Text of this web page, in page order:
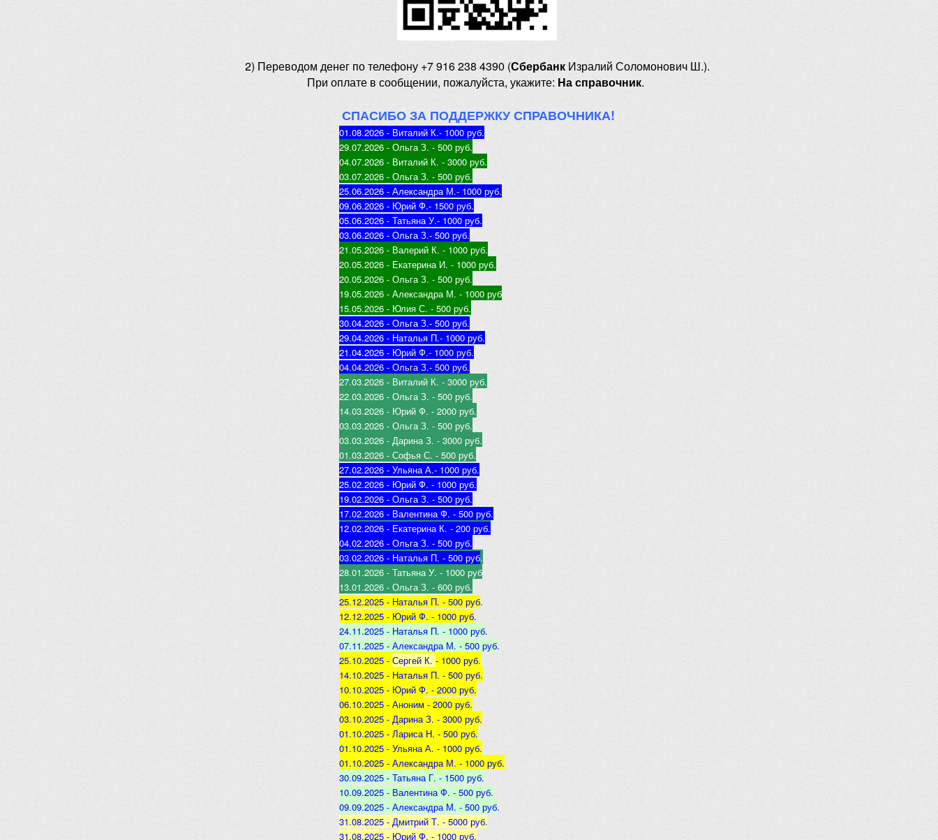
2) Переводом денег по телефону +7 916 238 4390 (Сбербанк Изралий Соломонович Ш.).
При оплате в сообщении, пожалуйста, укажите: На справочник.
СПАСИБО ЗА ПОДДЕРЖКУ СПРАВОЧНИКА!
01.08.2026 - Виталий К.- 1000 руб.
29.07.2026 - Ольга З. - 500 руб.
04.07.2026 - Виталий К. - 3000 руб.
03.07.2026 - Ольга З. - 500 руб.
25.06.2026 - Александра М.- 1000 руб.
09.06.2026 - Юрий Ф.- 1500 руб.
05.06.2026 - Татьяна У.- 1000 руб.
03.06.2026 - Ольга З.- 500 руб.
21.05.2026 - Валерий К. - 1000 руб.
20.05.2026 - Екатерина И. - 1000 руб.
20.05.2026 - Ольга З. - 500 руб.
19.05.2026 - Александра М. - 1000 руб
15.05.2026 - Юлия С. - 500 руб.
30.04.2026 - Ольга З.- 500 руб.
29.04.2026 - Наталья П.- 1000 руб.
21.04.2026 - Юрий Ф.- 1000 руб.
04.04.2026 - Ольга З.- 500 руб.
27.03.2026 - Виталий К. - 3000 руб.
22.03.2026 - Ольга З. - 500 руб.
14.03.2026 - Юрий Ф. - 2000 руб.
03.03.2026 - Ольга З. - 500 руб.
03.03.2026 - Дарина З. - 3000 руб.
01.03.2026 - Софья С. - 500 руб.
27.02.2026 - Ульяна А.- 1000 руб.
25.02.2026 - Юрий Ф. - 1000 руб.
19.02.2026 - Ольга З. - 500 руб.
17.02.2026 - Валентина Ф. - 500 руб.
12.02.2026 - Екатерина К. - 200 руб.
04.02.2026 - Ольга З. - 500 руб.
03.02.2026 - Наталья П. - 500 руб.
28.01.2026 - Татьяна У. - 1000 руб
13.01.2026 - ОльгаЗ. - 600 руб.
25.12.2025 - Наталья П. - 500 руб.
12.12.2025 - Юрий Ф. - 1000 руб.
24.11.2025 - Наталья П. - 1000 руб.
07.11.2025 - Александра М. - 500 руб.
25.10.2025 - Сергей К. - 1000 руб.
14.10.2025 - Наталья П. - 500 руб.
10.10.2025 - Юрий Ф. - 2000 руб.
06.10.2025 - Аноним - 2000 руб.
03.10.2025 - Дарина З. - 3000 руб.
01.10.2025 - Лариса Н. - 500 руб.
01.10.2025 - Ульяна А. - 1000 руб.
01.10.2025 - Александра М. - 1000 руб.
30.09.2025 - Татьяна Г. - 1500 руб.
10.09.2025 - Валентина Ф. - 500 руб.
09.09.2025 - Александра М. - 500 руб.
31.08.2025 - Дмитрий Т. - 5000 руб.
31.08.2025 - Юрий Ф. - 1000 руб.